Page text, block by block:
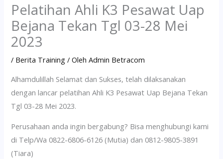
Pelatihan Ahli K3 Pesawat Uap
Bejana Tekan Tgl 03-28 Mei
2023
/ Berita Training / OlehAdmin Betracom
Alhamdulillah Selamat dan Sukses, telah dilaksanakan
dengan lancar pelatihan Ahli K3 Pesawat Uap Bejana Tekan
Tgl 03-28 Mei 2023.
Perusahaan anda ingin bergabung? Bisa menghubungi kami
di Telp/Wa 0822-6806-6126 (Mutia) dan 0812-9805-3891
(Tiara)